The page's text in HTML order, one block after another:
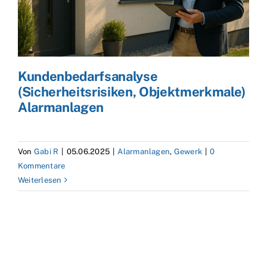
Kundenbedarfsanalyse
(Sicherheitsrisiken, Objektmerkmale)
Alarmanlagen
Von Gabi R | 05.06.2025 | Alarmanlagen, Gewerk | 0
Kommentare
Weiterlesen